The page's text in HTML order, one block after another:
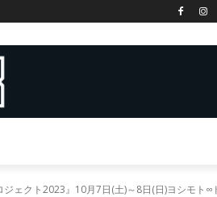
ェクト2023』10月7日(土)～8日(日)ヨシモト∞